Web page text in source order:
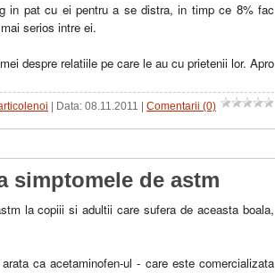
in pat cu ei pentru a se distra, in timp ce 8% fac
serios intre ei.
despre relatiile pe care le au cu prietenii lor. Apro
| Data: 08.11.2011 Comentarii (0)
simptomele de astm
la copiii si adultii care sufera de aceasta boala,
ca acetaminofen-ul - care este comercializata